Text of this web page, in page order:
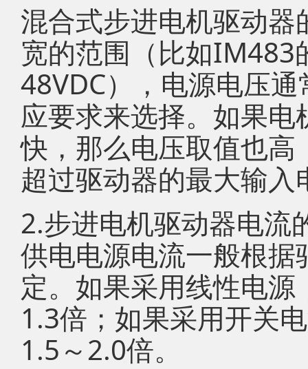
混合式步进电机驱动
宽的范围（比如IM483
48VDC），电源电压
应要求来选择。如果
快，那么电压取值也
超过驱动器的最大输
2.步进电机驱动器电流
供电电源电流一般根
定。如果采用线性电
1.3倍；如果采用开关
1.5～2.0倍。